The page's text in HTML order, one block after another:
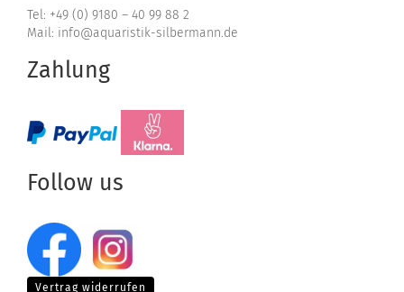
Tel: +49 (0) 9180 – 40 99 88 2
Mail: info@aquaristik-silbermann.de
Zahlung
Follow us
Vertrag widerrufen